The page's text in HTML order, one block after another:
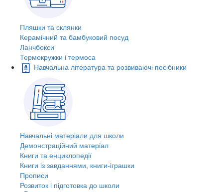
Пляшки та склянки
Керамічний та бамбуковий посуд
Ланчбокси
Термокружки і термоса
Навчальна література та розвиваючі посібники
Навчальні матеріали для школи
Демонстраційний матеріал
Книги та енциклопедії
Книги із завданнями, книги-іграшки
Прописи
Розвиток і підготовка до школи